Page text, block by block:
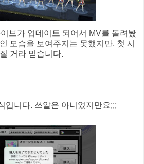
브가 업데이트 되어서 MV를 돌려봤
모습을 보여주지는 못했지만, 첫 시
거라 믿습니다.
입니다. 쓰알은 아니었지만요;;;